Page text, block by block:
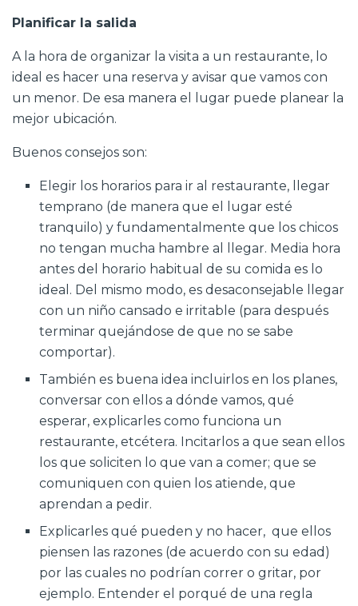
Planificar la salida
A la hora de organizar la visita a un restaurante, lo
ideal es hacer una reserva y avisar que vamos con
un menor. De esa manera el lugar puede planear la
mejor ubicación.
Buenos consejos son:
Elegir los horarios para ir al restaurante, llegar
temprano (de manera que el lugar esté
tranquilo) y fundamentalmente que los chicos
no tengan mucha hambre al llegar. Media hora
antes del horario habitual de su comida es lo
ideal. Del mismo modo, es desaconsejable llegar
con un niño cansado e irritable (para después
terminar quejándose de que no se sabe
comportar).
También es buena idea incluirlos en los planes,
conversar con ellos a dónde vamos, qué
esperar, explicarles como funciona un
restaurante, etcétera. Incitarlos a que sean ellos
los que soliciten lo que van a comer; que se
comuniquen con quien los atiende, que
aprendan a pedir.
Explicarles qué pueden y no hacer, que ellos
piensen las razones (de acuerdo con su edad)
por las cuales no podrían correr o gritar, por
ejemplo. Entender el porqué de una regla